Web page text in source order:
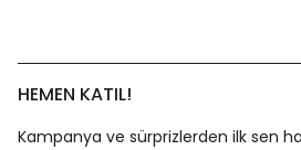
HEMEN KATIL!
Kampanya ve sürprizlerden ilk sen